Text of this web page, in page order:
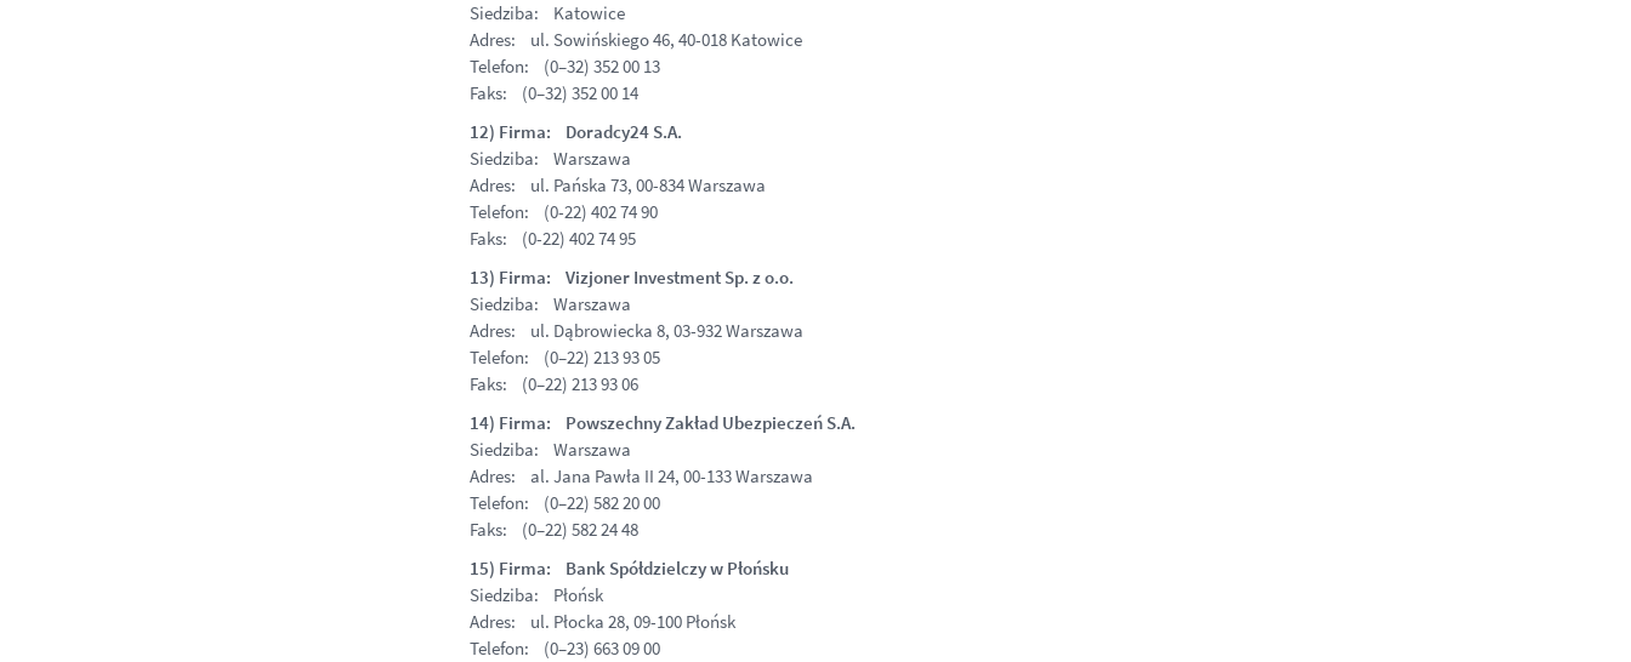
Siedziba: Katowice
Adres: ul. Sowińskiego 46, 40-018 Katowice
Telefon: (0–32) 352 00 13
Faks: (0–32) 352 00 14
12) Firma: Doradcy24 S.A.
Siedziba: Warszawa
Adres: ul. Pańska 73, 00-834 Warszawa
Telefon: (0-22) 402 74 90
Faks: (0-22) 402 74 95
13) Firma: Vizjoner Investment Sp. z o.o.
Siedziba: Warszawa
Adres: ul. Dąbrowiecka 8, 03-932 Warszawa
Telefon: (0–22) 213 93 05
Faks: (0–22) 213 93 06
14) Firma: Powszechny Zakład Ubezpieczeń S.A.
Siedziba: Warszawa
Adres: al. Jana Pawła II 24, 00-133 Warszawa
Telefon: (0–22) 582 20 00
Faks: (0–22) 582 24 48
15) Firma: Bank Spółdzielczy w Płońsku
Siedziba: Płońsk
Adres: ul. Płocka 28, 09-100 Płońsk
Telefon: (0–23) 663 09 00